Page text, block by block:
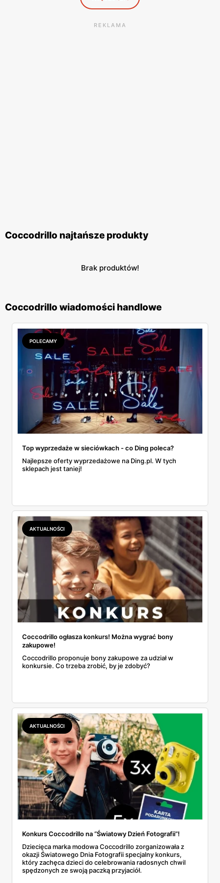
REKLAMA
Coccodrillo najtańsze produkty
Brak produktów!
Coccodrillo wiadomości handlowe
POLECAMY
Top wyprzedaże w sieciówkach - co Ding poleca?
Najlepsze oferty wyprzedażowe na Ding.pl. W tych
sklepach jest taniej!
AKTUALNOŚCI
Coccodrillo ogłasza konkurs! Można wygrać bony
zakupowe!
Coccodrillo proponuje bony zakupowe za udział w
konkursie. Co trzeba zrobić, by je zdobyć?
AKTUALNOŚCI
Konkurs Coccodrillo na “Światowy Dzień Fotografii”!
Dziecięca marka modowa Coccodrillo zorganizowała z
okazji Światowego Dnia Fotografii specjalny konkurs,
który zachęca dzieci do celebrowania radosnych chwil
spędzonych ze swoją paczką przyjaciół.